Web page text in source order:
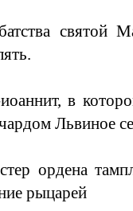
святой
в
Львиное
ордена
рыцарей